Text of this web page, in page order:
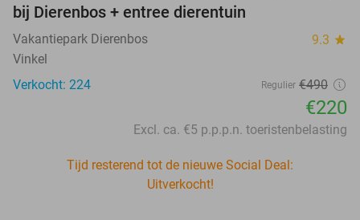
bij Dierenbos + entree dierentuin
Vakantiepark Dierenbos 9.3 star
Vinkel
Verkocht: 224
Regulier €490
€220
Excl. ca. €5 p.p.p.n. toeristenbelasting
Tijd resterend tot de nieuwe Social Deal:
Uitverkocht!